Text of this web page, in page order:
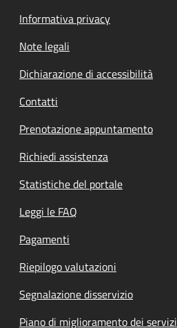
Informativa privacy
Note legali
Dichiarazione di accessibilità
Contatti
Prenotazione appuntamento
Richiedi assistenza
Statistiche del portale
Leggi le FAQ
Pagamenti
Riepilogo valutazioni
Segnalazione disservizio
Piano di miglioramento dei servizi